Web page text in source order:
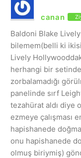
canan
Baldoni Blake Lively
bilemem(belli ki
Lively
herhangi bir
zorbalamadığı
panelinde sırf
tezahürat aldı diye
ezmeye çalışması
hapishanede
onu hapishanede
olmuş biriymiş)